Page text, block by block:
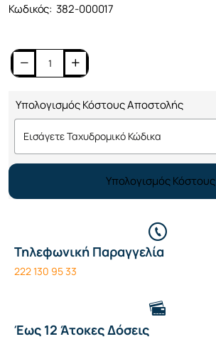
Κωδικός: 382-000017
Υπολογισμός Κόστους Αποστολής
Υπολογισμός Κόστους
Τηλεφωνική Παραγγελία
222 130 95 33
Έως 12 Άτοκες Δόσεις